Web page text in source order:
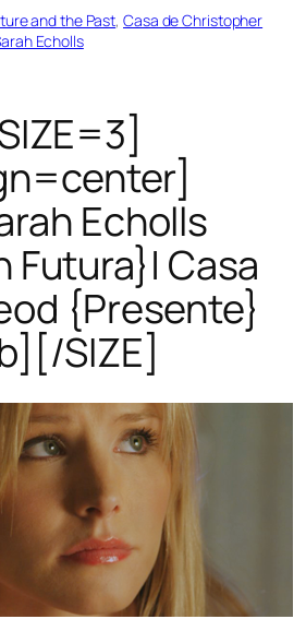
and the Past, Casa de Christopher
Echolls
Echolls
Futura}| Casa
{Presente}
SIZE]